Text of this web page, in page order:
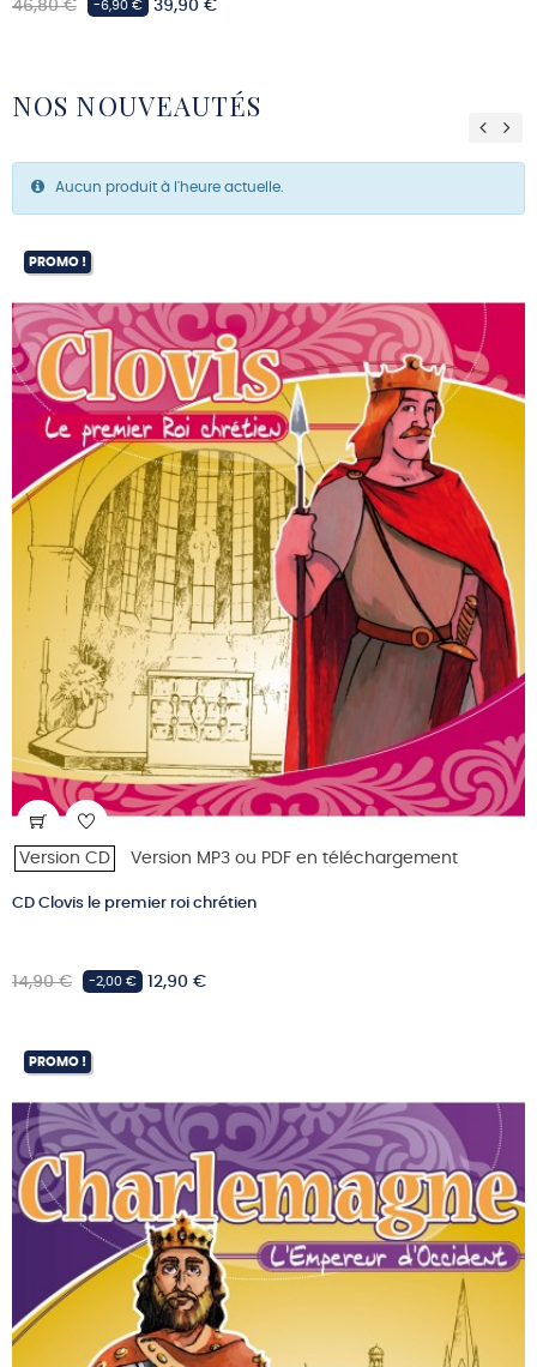
Prix
46,80 € -6,90 € Prix
39,90 €
NOS NOUVEAUTÉS
Aucun produit à l'heure actuelle.
PROMO !
Version CD Version MP3 ou PDF en téléchargement
CD Clovis le premier roi chrétien
Prix
14,90 € -2,00 € Prix
12,90 €
PROMO !